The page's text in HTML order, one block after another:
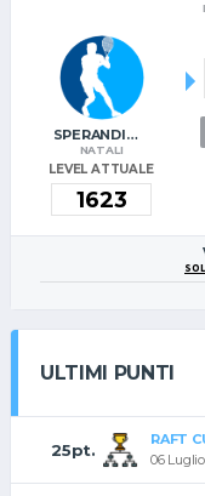
SPERANDIO CLAUD
NATALI
LEVEL ATTUALE
ULTIMI PUNTI
25pt.
RAFT
06